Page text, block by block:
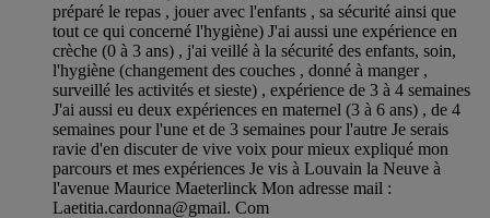
préparé le repas , jouer avec l'enfants , sa sécurité ainsi que
tout ce qui concerné l'hygiène) J'ai aussi une expérience en
crèche (0 à 3 ans) , j'ai veillé à la sécurité des enfants, soin,
l'hygiène (changement des couches , donné à manger ,
surveillé les activités et sieste) , expérience de 3 à 4 semaines
J'ai aussi eu deux expériences en maternel (3 à 6 ans) , de 4
semaines pour l'une et de 3 semaines pour l'autre Je serais
ravie d'en discuter de vive voix pour mieux expliqué mon
parcours et mes expériences Je vis à Louvain la Neuve à
l'avenue Maurice Maeterlinck Mon adresse mail :
Laetitia.cardonna@gmail. Com